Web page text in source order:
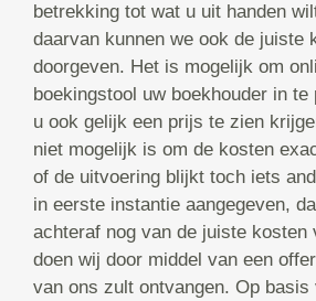
betrekking tot wat u uit handen
daarvan kunnen we ook de juiste
doorgeven. Het is mogelijk om
boekingstool uw boekhouder in
u ook gelijk een prijs te zien
niet mogelijk is om de kosten
of de uitvoering blijkt toch iets
in eerste instantie aangegeven,
achteraf nog van de juiste kosten
doen wij door middel van een
van ons zult ontvangen. Op basis